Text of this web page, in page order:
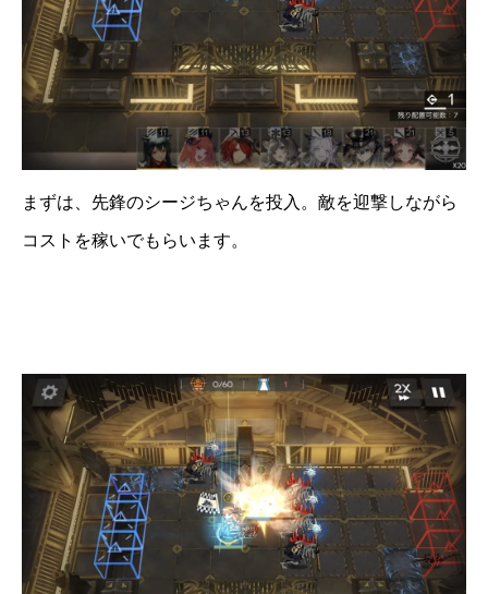
まずは、先鋒のシージちゃんを投入。敵を迎撃しながら
コストを稼いでもらいます。